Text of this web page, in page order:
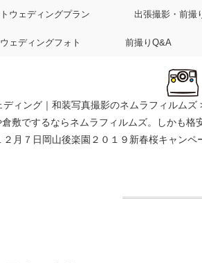
ウェディングプラン 出張撮影・前撮
ェディングフォト 前撮りQ&A
ィング｜和装写真撮影のネムラフィルムズ
敷でするならネムラフィルムズ。しかも
２月７日岡山後楽園２０１９新春桜キャン